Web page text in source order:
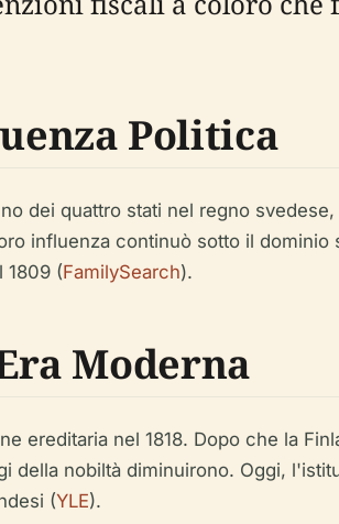
Politica
dei quattro stati nel regno
influenza continuò sotto il
1809 (FamilySearch).
Moderna
ereditaria nel 1818. Dopo che la
della nobiltà diminuirono. Oggi,
(YLE).